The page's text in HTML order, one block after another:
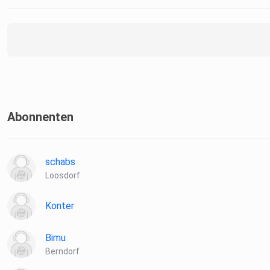
Abonnenten
schabs
Loosdorf
Konter
Bimu
Berndorf